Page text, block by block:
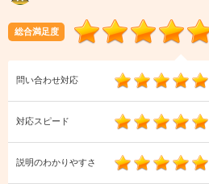
総合満足度
問い合わせ対応
対応スピード
説明のわかりやすさ